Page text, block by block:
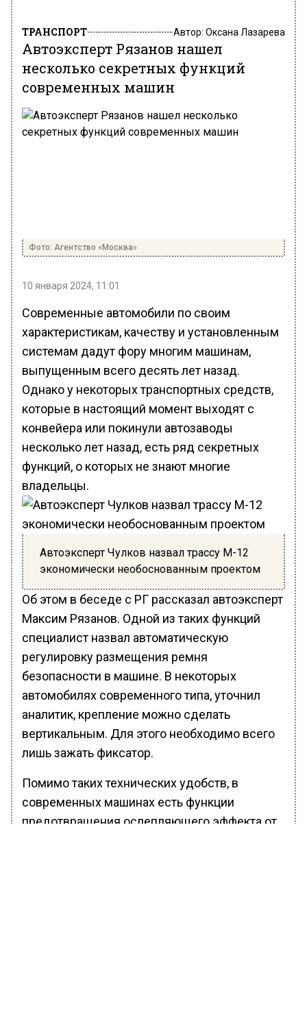
ТРАНСПОРТ Автор: Оксана Лазарева
Автоэксперт Рязанов нашел
несколько секретных функций
современных машин
Фото: Агентство «Москва»
10 января 2024, 11:01
Современные автомобили по своим
характеристикам, качеству и установленным
системам дадут фору многим машинам,
выпущенным всего десять лет назад.
Однако у некоторых транспортных средств,
которые в настоящий момент выходят с
конвейера или покинули автозаводы
несколько лет назад, есть ряд секретных
функций, о которых не знают многие
владельцы.
Автоэксперт Чулков назвал трассу М-12
экономически необоснованным проектом
Об этом в беседе с РГ рассказал автоэксперт
Максим Рязанов. Одной из таких функций
специалист назвал автоматическую
регулировку размещения ремня
безопасности в машине. В некоторых
автомобилях современного типа, уточнил
аналитик, крепление можно сделать
вертикальным. Для этого необходимо всего
лишь зажать фиксатор.
Помимо таких технических удобств, в
современных машинах есть функции
предотвращения ослепляющего эффекта от